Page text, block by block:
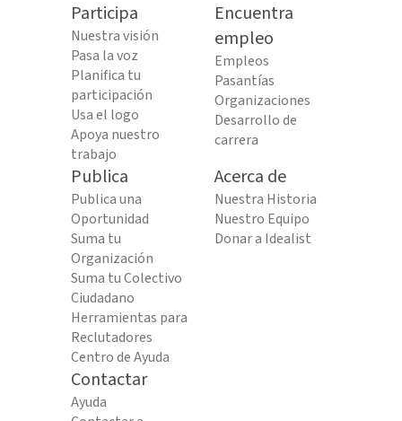
Participa
Nuestra visión
Pasa la voz
Planifica tu
participación
Usa el logo
Apoya nuestro
trabajo
Encuentra
empleo
Empleos
Pasantías
Organizaciones
Desarrollo de
carrera
Publica
Publica una
Oportunidad
Suma tu
Organización
Suma tu Colectivo
Ciudadano
Herramientas para
Reclutadores
Centro de Ayuda
Acerca de
Nuestra Historia
Nuestro Equipo
Donar a Idealist
Contactar
Ayuda